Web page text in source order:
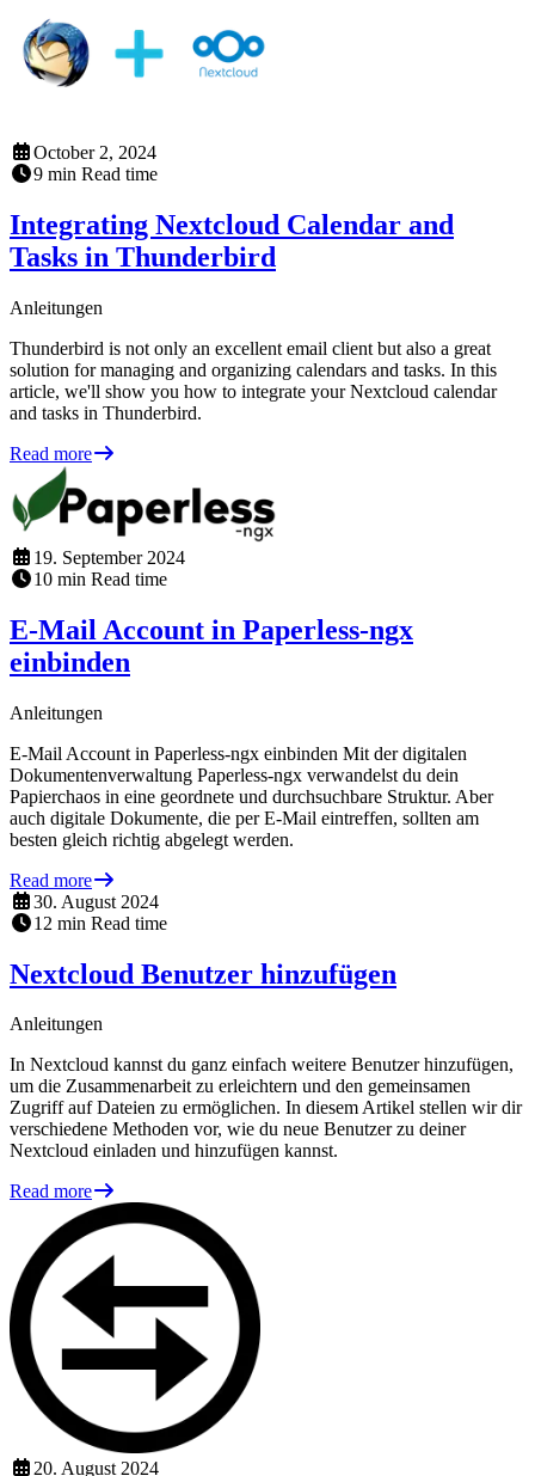
October 2, 2024
9 min Read time
Integrating Nextcloud Calendar and
Tasks in Thunderbird
Anleitungen
Thunderbird is not only an excellent email client but also a great
solution for managing and organizing calendars and tasks. In this
article, we'll show you how to integrate your Nextcloud calendar
and tasks in Thunderbird.
Read more
19. September 2024
10 min Read time
E-Mail Account in Paperless-ngx
einbinden
Anleitungen
E-Mail Account in Paperless-ngx einbinden Mit der digitalen
Dokumentenverwaltung Paperless-ngx verwandelst du dein
Papierchaos in eine geordnete und durchsuchbare Struktur. Aber
auch digitale Dokumente, die per E-Mail eintreffen, sollten am
besten gleich richtig abgelegt werden.
Read more
30. August 2024
12 min Read time
Nextcloud Benutzer hinzufügen
Anleitungen
In Nextcloud kannst du ganz einfach weitere Benutzer hinzufügen,
um die Zusammenarbeit zu erleichtern und den gemeinsamen
Zugriff auf Dateien zu ermöglichen. In diesem Artikel stellen wir dir
verschiedene Methoden vor, wie du neue Benutzer zu deiner
Nextcloud einladen und hinzufügen kannst.
Read more
20. August 2024